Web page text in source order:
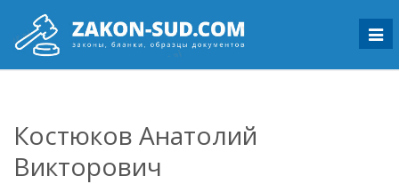
Костюков Анатолий
Викторович